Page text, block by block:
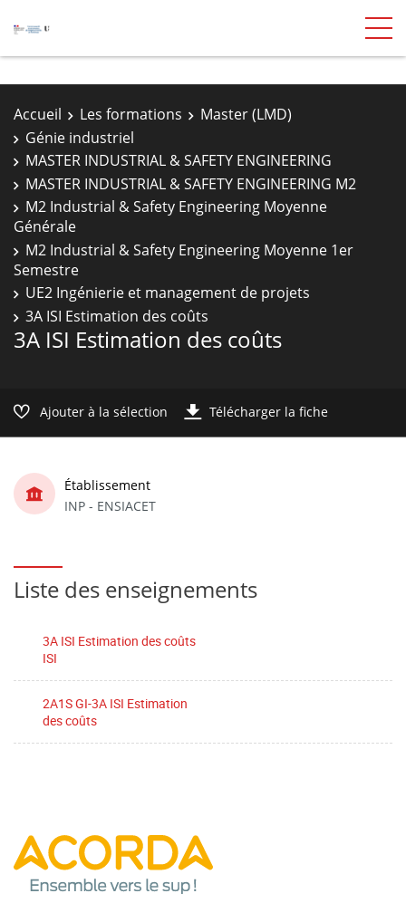
Accueil Les formations
Master (LMD)
Génie industriel
MASTER INDUSTRIAL & SAFETY ENGINEERING
MASTER INDUSTRIAL & SAFETY ENGINEERING M2
M2 Industrial & Safety Engineering Moyenne
Générale
M2 Industrial & Safety Engineering Moyenne 1er
Semestre
UE2 Ingénierie et management de projets
3A ISI Estimation des coûts
3A ISI Estimation des coûts
Ajouter à la sélection Télécharger la fiche
Établissement
INP - ENSIACET
Liste des enseignements
3A ISI Estimation des coûts
ISI
2A1S GI-3A ISI Estimation
des coûts